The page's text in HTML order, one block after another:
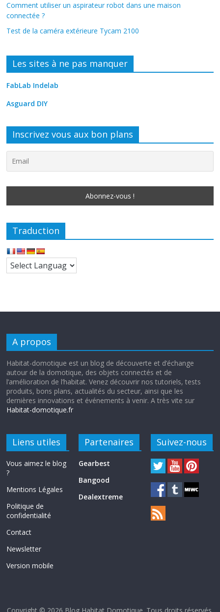
Comment utiliser un aspirateur robot dans une maison
connectée ?
Test de la caméra extérieure Tycam 2100
Les sites à ne pas manquer
FabLab Indelab
Asguard DIY
Inscrivez vous aux bon plans
Traduction
A propos
Habitat-domotique est un blog de découverte et d’échange
autour de la domotique, des objets connectés et de
l’amélioration de l’habitat. Venez découvrir nos tutoriels, tests
produits, bons plans, actualités du secteur, ainsi que les
dernières innovations et événements à venir. A très vite sur
Habitat-domotique.fr
Liens utiles
Vous aimez le blog
?
Mentions Légales
Politique de
confidentialité
Contact
Newsletter
Version mobile
Partenaires
Gearbest
Bangood
Dealextreme
Suivez-nous